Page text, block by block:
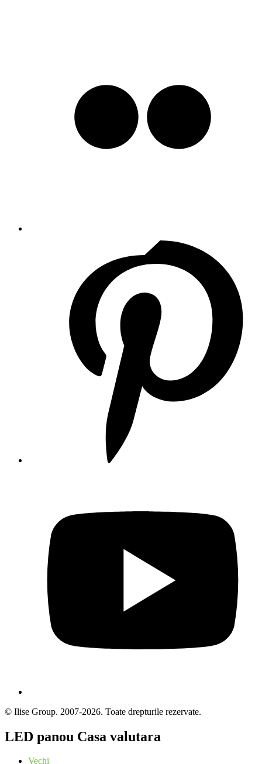
© Ilise Group. 2007-2026. Toate drepturile rezervate.
LED panou Casa valutara
Vechi